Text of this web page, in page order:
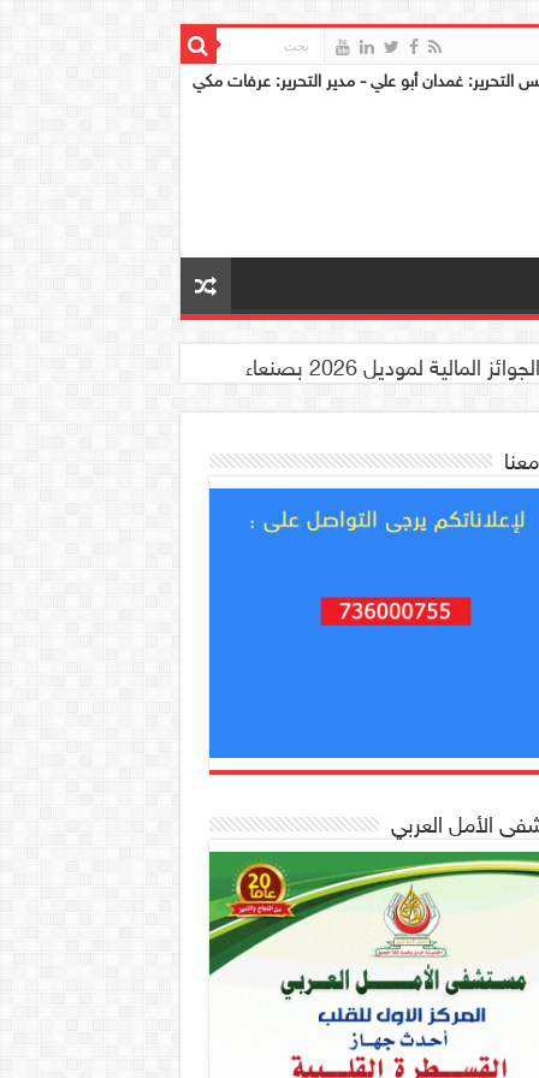
التحرير: غمدان أبو علي - مدير التحرير: عرفات مكي
الأمل العربي